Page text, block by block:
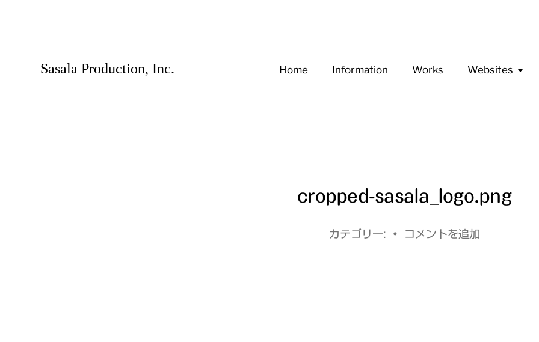
Sasala Production, Inc. Home Information Works Websites
cropped-sasala_logo.png
カテゴリー: • コメントを追加